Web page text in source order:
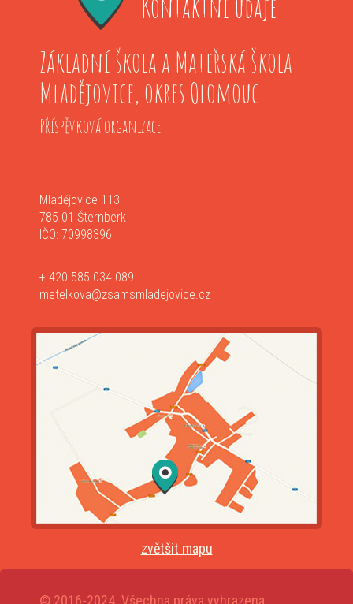
Základní škola a Mateřská škola
Mladějovice, okres Olomouc
Příspěvková organizace
Mladějovice 113
785 01 Šternberk
IČO: 70998396
+ 420 585 034 089
metelkova@zsamsmladejovice.cz
zvětšit mapu
© 2016-2024. Všechna práva vyhrazena.